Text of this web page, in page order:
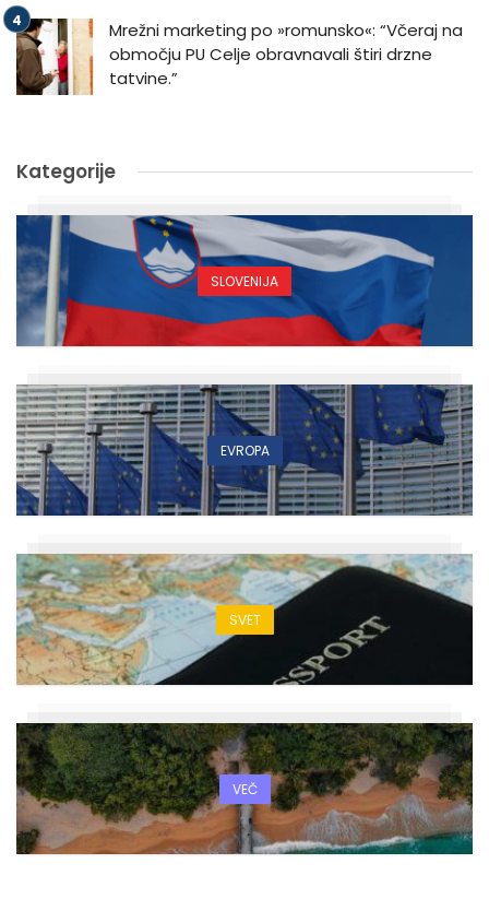
Mrežni marketing po »romunsko«: “Včeraj na
območju PU Celje obravnavali štiri drzne
tatvine.”
Kategorije
SLOVENIJA
EVROPA
SVET
VEČ